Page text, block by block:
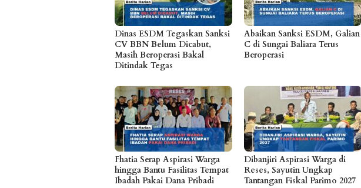
Dinas ESDM Tegaskan Sanksi
CV BBN Belum Dicabut,
Masih Beroperasi Bakal
Ditindak Tegas
Abaikan Sanksi ESDM, Galian
C di Sungai Baliara Terus
Beroperasi
Fhatia Serap Aspirasi Warga
hingga Bantu Fasilitas Tempat
Ibadah Pakai Dana Pribadi
Dibanjiri Aspirasi Warga di
Reses, Sayutin Ungkap
Tantangan Fiskal Parimo 2027